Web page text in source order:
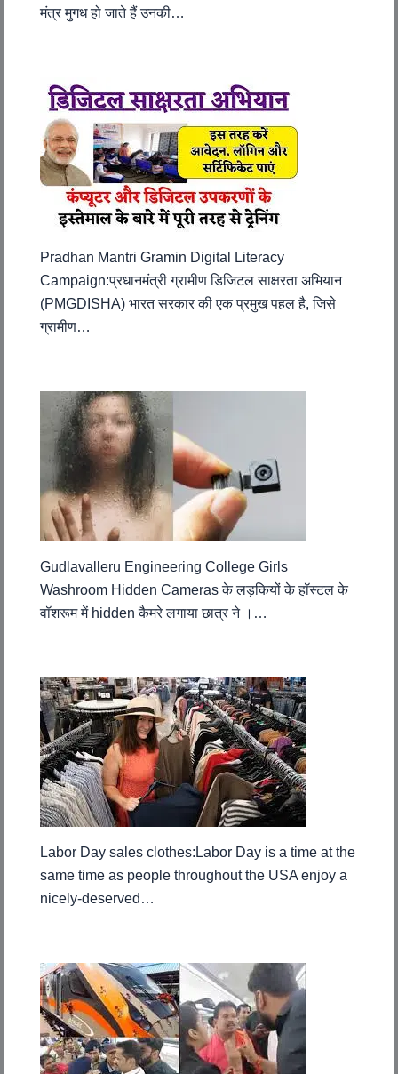
मंत्र मुगध हो जाते हैं उनकी…
Pradhan Mantri Gramin Digital Literacy
Campaign:प्रधानमंत्री ग्रामीण डिजिटल साक्षरता अभियान
(PMGDISHA) भारत सरकार की एक प्रमुख पहल है, जिसे
ग्रामीण…
Gudlavalleru Engineering College Girls
Washroom Hidden Cameras के लड़कियों के हॉस्टल के
वॉशरूम में hidden कैमरे लगाया छात्र ने ।…
Labor Day sales clothes:Labor Day is a time at the
same time as people throughout the USA enjoy a
nicely-deserved…